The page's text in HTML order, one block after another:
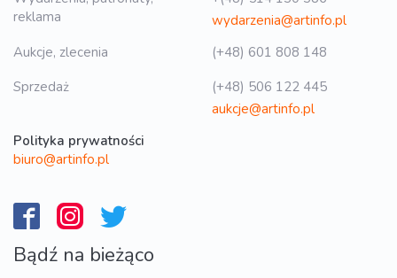
reklama
wydarzenia@artinfo.pl
Aukcje, zlecenia
(+48) 601 808 148
Sprzedaż
(+48) 506 122 445
aukcje@artinfo.pl
Polityka prywatności
biuro@artinfo.pl
Bądź na bieżąco